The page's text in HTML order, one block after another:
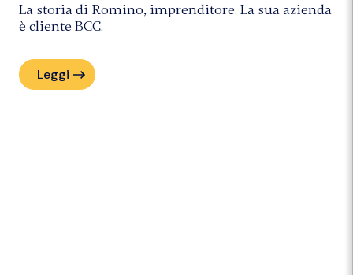
La storia di Romino, imprenditore. La sua azienda
è cliente BCC.
Leggi